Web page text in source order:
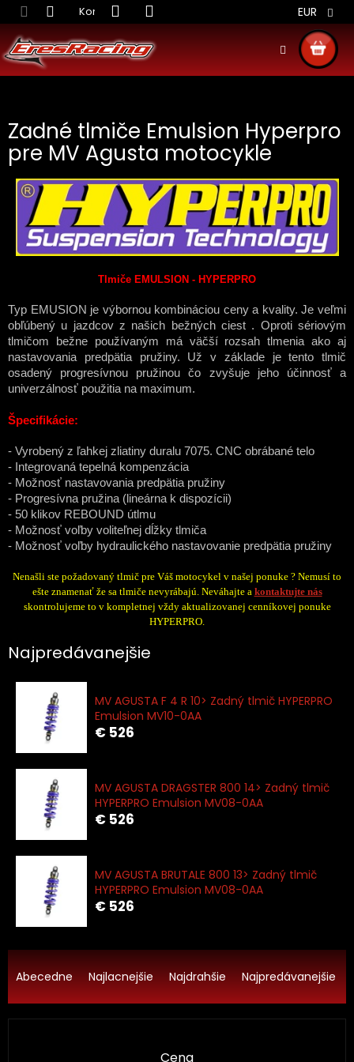
Prejsť
na
obsah
Kontakt Obchodné podmienky Doprava
EUR
KOŠÍK
Zadné tlmiče Emulsion Hyperpro
pre MV Agusta motocykle
Tlmiče EMULSION - HYPERPRO
Typ EMUSION je výbornou kombináciou ceny a kvality. Je veľmi
obľúbený u jazdcov z našich bežných ciest . Oproti sériovým
tlmičom bežne používaným má väčší rozsah tlmenia ako aj
nastavovania predpätia pružiny. Už v základe je tento tlmič
osadený progresívnou pružinou čo zvyšuje jeho účinnosť a
univerzálnosť použitia na maximum.
Špecifikácie:
- Vyrobený z ľahkej zliatiny duralu 7075. CNC obrábané telo
- Integrovaná tepelná kompenzácia
- Možnosť nastavovania predpätia pružiny
- Progresívna pružina (lineárna k dispozícii)
- 50 klikov REBOUND útlmu
- Možnosť voľby voliteľnej dĺžky tlmiča
- Možnosť voľby hydraulického nastavovanie predpätia pružiny
Nenašli ste požadovaný tlmič pre Váš motocykel v našej ponuke ? Nemusí to
ešte znamenať že sa tlmiče nevyrábajú. Neváhajte a kontaktujte nás
skontrolujeme to v kompletnej vždy aktualizovanej cenníkovej ponuke
HYPERPRO.
Najpredávanejšie
MV AGUSTA F 4 R 10> Zadný tlmič HYPERPRO
Emulsion MV10-0AA
€ 526
MV AGUSTA DRAGSTER 800 14> Zadný tlmič
HYPERPRO Emulsion MV08-0AA
€ 526
MV AGUSTA BRUTALE 800 13> Zadný tlmič
HYPERPRO Emulsion MV08-0AA
€ 526
R
a
d
e
Abecedne Najlacnejšie Najdrahšie Najpredávanejšie
Cena